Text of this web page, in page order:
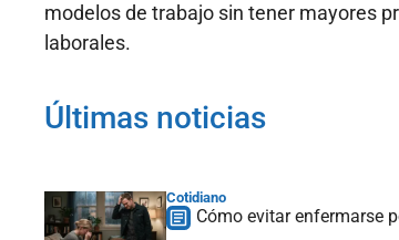
modelos de trabajo sin tener mayores
laborales.
Últimas noticias
Cotidiano
Cómo evitar enfermarse